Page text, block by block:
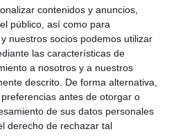
contenidos y anuncios,
público, así como para
nuestros socios podemos utilizar
las características de
a nosotros y a nuestros
descrito. De forma alternativa,
antes de otorgar o
de sus datos personales
derecho de rechazar tal